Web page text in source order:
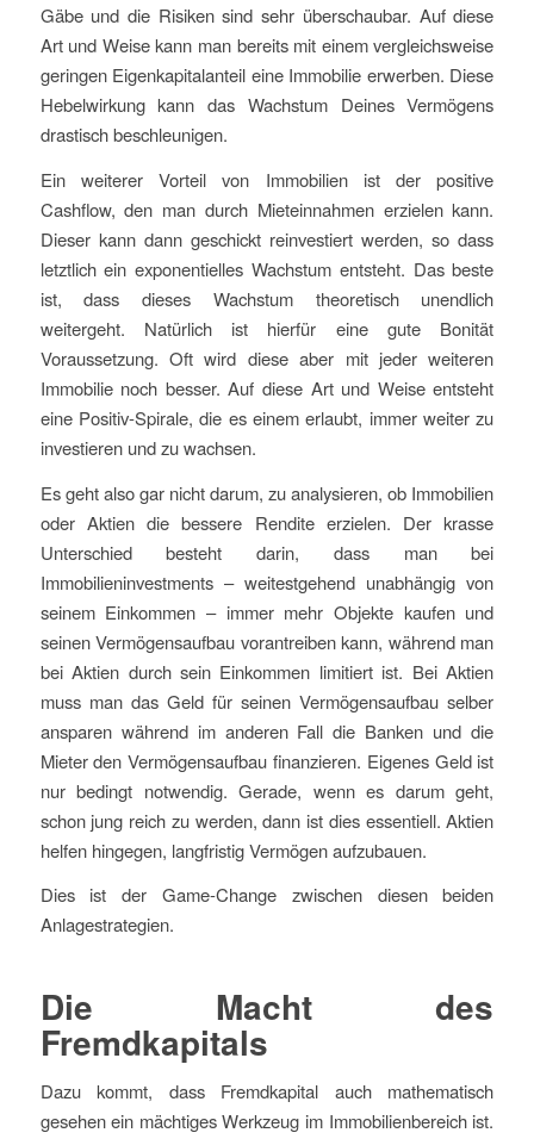
Gäbe und die Risiken sind sehr überschaubar. Auf diese
Art und Weise kann man bereits mit einem vergleichsweise
geringen Eigenkapitalanteil eine Immobilie erwerben. Diese
Hebelwirkung kann das Wachstum Deines Vermögens
drastisch beschleunigen.
Ein weiterer Vorteil von Immobilien ist der positive
Cashflow, den man durch Mieteinnahmen erzielen kann.
Dieser kann dann geschickt reinvestiert werden, so dass
letztlich ein exponentielles Wachstum entsteht. Das beste
ist, dass dieses Wachstum theoretisch unendlich
weitergeht. Natürlich ist hierfür eine gute Bonität
Voraussetzung. Oft wird diese aber mit jeder weiteren
Immobilie noch besser. Auf diese Art und Weise entsteht
eine Positiv-Spirale, die es einem erlaubt, immer weiter zu
investieren und zu wachsen.
Es geht also gar nicht darum, zu analysieren, ob Immobilien
oder Aktien die bessere Rendite erzielen. Der krasse
Unterschied besteht darin, dass man bei
Immobilieninvestments – weitestgehend unabhängig von
seinem Einkommen – immer mehr Objekte kaufen und
seinen Vermögensaufbau vorantreiben kann, während man
bei Aktien durch sein Einkommen limitiert ist. Bei Aktien
muss man das Geld für seinen Vermögensaufbau selber
ansparen während im anderen Fall die Banken und die
Mieter den Vermögensaufbau finanzieren. Eigenes Geld ist
nur bedingt notwendig. Gerade, wenn es darum geht,
schon jung reich zu werden, dann ist dies essentiell. Aktien
helfen hingegen, langfristig Vermögen aufzubauen.
Dies ist der Game-Change zwischen diesen beiden
Anlagestrategien.
Die Macht des
Fremdkapitals
Dazu kommt, dass Fremdkapital auch mathematisch
gesehen ein mächtiges Werkzeug im Immobilienbereich ist.